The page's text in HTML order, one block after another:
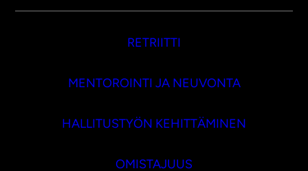
RETRIITTI
MENTOROINTI JA NEUVONTA
HALLITUSTYÖN KEHITTÄMINEN
OMISTAJUUS